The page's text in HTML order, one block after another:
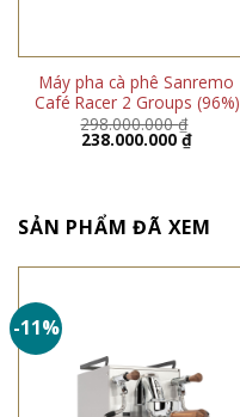
Máy pha cà phê Sanremo
Café Racer 2 Groups (96%)
298.000.000₫
Giá
238.000.000₫Giá
SẢN PHẨM ĐÃ XEM
-11%